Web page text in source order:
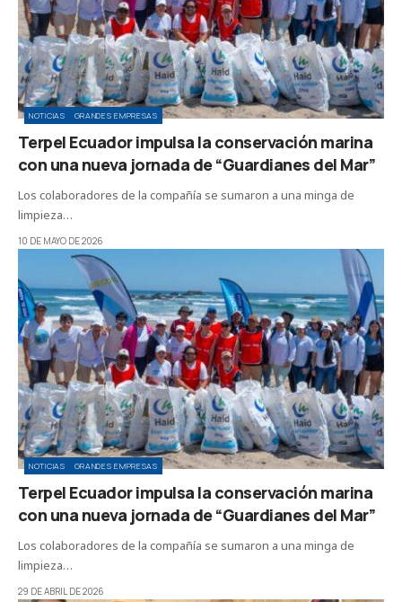
NOTICIAS GRANDES EMPRESAS
Terpel Ecuador impulsa la conservación marina
con una nueva jornada de “Guardianes del Mar”
Los colaboradores de la compañía se sumaron a una minga de
limpieza…
10 DE MAYO DE 2026
NOTICIAS GRANDES EMPRESAS
Terpel Ecuador impulsa la conservación marina
con una nueva jornada de “Guardianes del Mar”
Los colaboradores de la compañía se sumaron a una minga de
limpieza…
29 DE ABRIL DE 2026